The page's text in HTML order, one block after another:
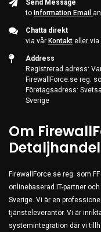
PC Components
Various
PC Systems
Supplies
Accessories
Games & Leisure
AV & Multimedia
Photo & Video
Office Supplies
Phones & PBX
Network Equipment
Send Message
to Information Email
Chatta direkt
via vår Kontakt eller via
Address
Registrerad adress:
FirewallForce.se reg.
Företagsadress:
Sverige
Om
FirewallForce.se reg. som
onlinebaserad IT-partner
Sverige. Vi är en
tjänsteleverantör. Vi är
systemintegration där vi